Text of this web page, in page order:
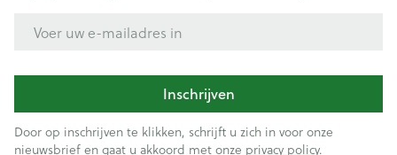
Inschrijven
Door op inschrijven te klikken, schrijft u zich in voor onze
nieuwsbrief en gaat u akkoord met onze privacy policy.